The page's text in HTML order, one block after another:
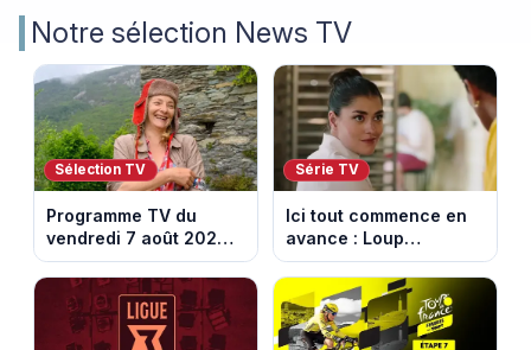
Notre sélection News TV
Sélection TV
Programme TV du
vendredi 7 août 2026 :
notre sélection pour
votre soirée télé
Série TV
Ici tout commence en
avance : Loup
découvre la trahison
de Bianca. Episode du
10 août 2026 (spoiler)